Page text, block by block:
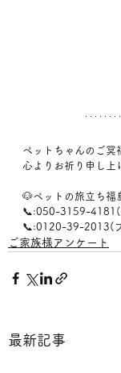
ペットちゃんのご冥
心よりお祈り申し上
🐶ペットの旅立ち福
📞:050-3159-4181(
📞:0120-39-2013(
ご家族様アンケート
最新記事